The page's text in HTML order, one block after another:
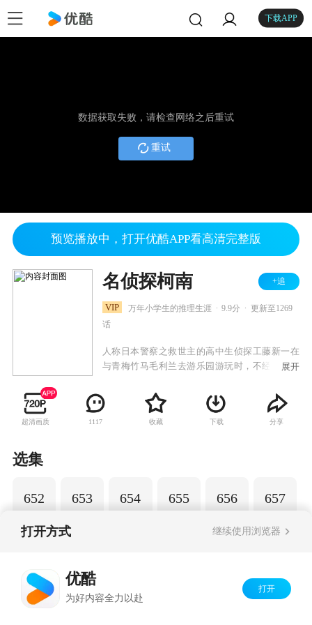
下载APP
数据获取失败，请检查网络之后重试
重试
预览播放中，打开优酷APP看高清完整版
名侦探柯南 +追
VIP 万年小学生的推理生涯 9.9分
更新至1269
话
人称日本警察之救世主的高中生侦探工藤新一在
与青梅竹马毛利兰去游乐园游玩时，不经意中发
踪，并目睹了黑衣人正在进行可疑交易。不料，
却被另一名黑衣人在背后击晕，被强行灌下一种
名为APTX-4869的毒药，致使身体变小。为了在
侦探，柯南实在看不下去毛利小五郎经常做的一
展开
超清画质 1117 收藏 下载 分享
选集
652 653 654 655 656 657
打开方式 继续使用浏览器
优酷
为好内容全力以赴
打开